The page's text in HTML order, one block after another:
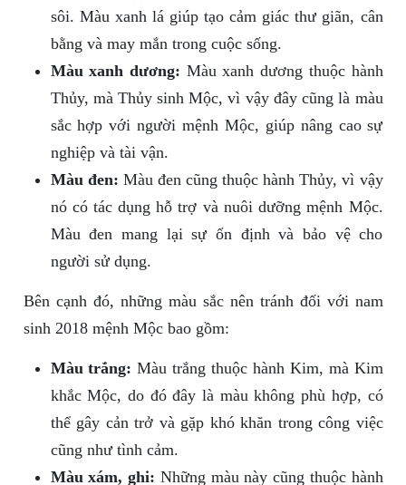
sôi. Màu xanh lá giúp tạo cảm giác thư giãn, cân
bằng và may mắn trong cuộc sống.
Màu xanh dương: Màu xanh dương thuộc hành
Thủy, mà Thủy sinh Mộc, vì vậy đây cũng là màu
sắc hợp với người mệnh Mộc, giúp nâng cao sự
nghiệp và tài vận.
Màu đen: Màu đen cũng thuộc hành Thủy, vì vậy
nó có tác dụng hỗ trợ và nuôi dưỡng mệnh Mộc.
Màu đen mang lại sự ổn định và bảo vệ cho
người sử dụng.
Bên cạnh đó, những màu sắc nên tránh đối với nam
sinh 2018 mệnh Mộc bao gồm:
Màu trắng: Màu trắng thuộc hành Kim, mà Kim
khắc Mộc, do đó đây là màu không phù hợp, có
thể gây cản trở và gặp khó khăn trong công việc
cũng như tình cảm.
Màu xám, ghi: Những màu này cũng thuộc hành